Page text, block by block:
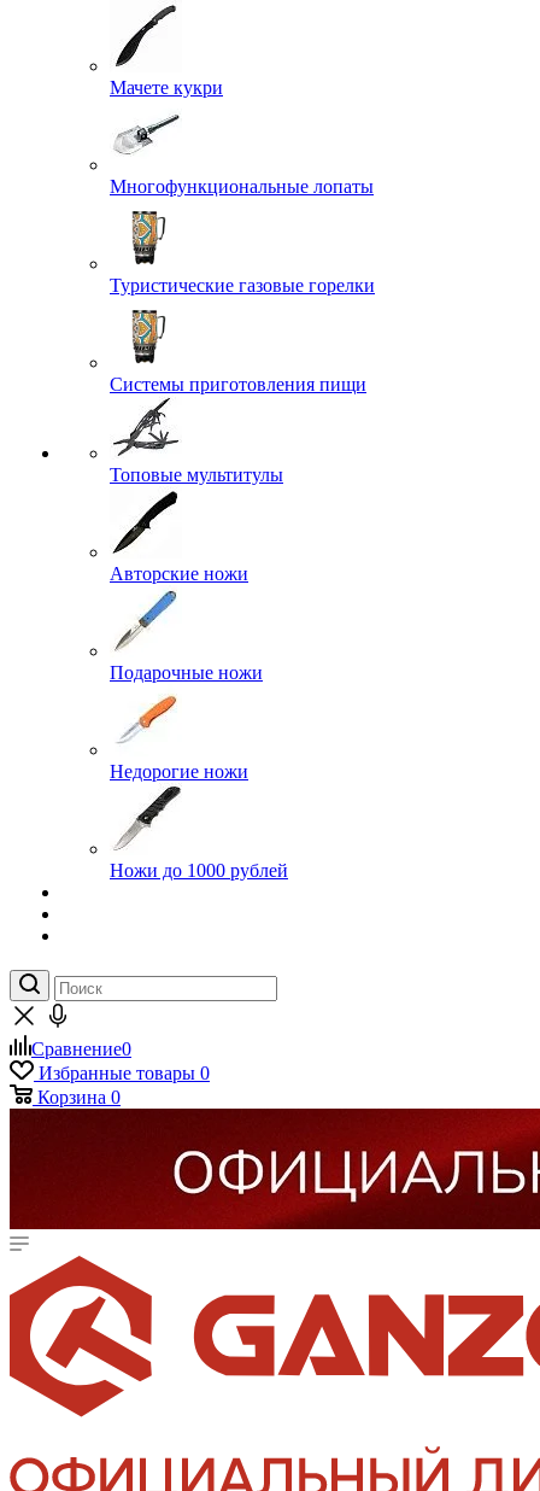
Мачете кукри
Многофункциональные лопаты
Туристические газовые горелки
Системы приготовления пищи
Топовые мультитулы
Авторские ножи
Подарочные ножи
Недорогие ножи
Ножи до 1000 рублей
Сравнение0
Избранные товары 0
Корзина 0